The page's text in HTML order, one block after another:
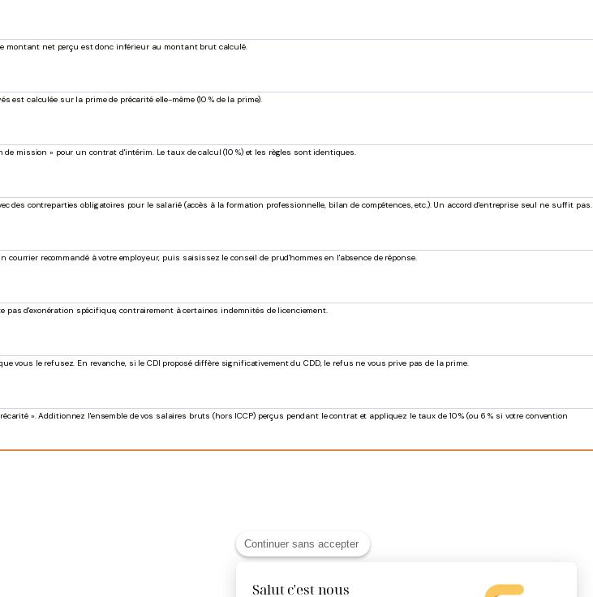
Continuer sans accepter
Salut c'est nous
montant net perçu est donc inférieur au montant brut calculé.
est calculée sur la prime de précarité elle-même (10 % de la prime).
mission » pour un contrat d'intérim. Le taux de calcul (10 %) et les règles sont identiques.
contreparties obligatoires pour le salarié (accès à la formation professionnelle, bilan de compétences, etc.). Un accord d'entreprise seul ne suffit pas.
recommandé à votre employeur, puis saisissez le conseil de prud'hommes en l'absence de réponse.
d'exonération spécifique, contrairement à certaines indemnités de licenciement.
vous le refusez. En revanche, si le CDI proposé diffère significativement du CDD, le refus ne vous prive pas de la prime.
». Additionnez l'ensemble de vos salaires bruts (hors ICCP) perçus pendant le contrat et appliquez le taux de 10 % (ou 6 % si votre convention